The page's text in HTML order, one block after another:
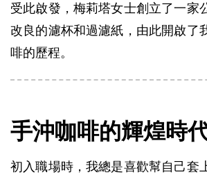
受此啟發，梅莉塔女士創立了一家
改良的濾杯和過濾紙，由此開啟了
啡的歷程。
手沖咖啡的輝煌時
初入職場時，我總是喜歡幫自己套